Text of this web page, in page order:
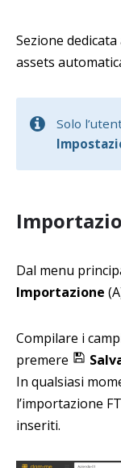
Sezione
assets
Solo
Dal menu
Importazione
Compilare i
premere
In qualsiasi
l’importazione
inseriti.